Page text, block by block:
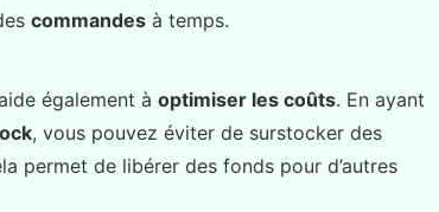
commandes à temps.
également à optimiser les coûts. En ayant
, vous pouvez éviter de surstocker des
permet de libérer des fonds pour d’autres